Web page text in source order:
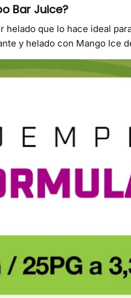
Bar Juice?
que lo hace ideal
y helado con Mango Ice